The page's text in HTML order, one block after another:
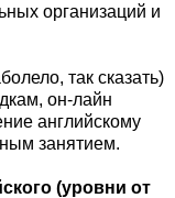
организаций и
так сказать)
он-лайн
английскому
занятием.
(уровни от